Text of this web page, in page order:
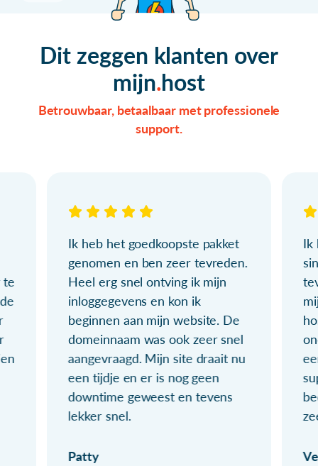
Dit zeggen klanten over
mijn host
Betrouwbaar, betaalbaar met professionele
support.
te
Ik heb het goedkoopste pakket
genomen en ben zeer tevreden.
Heel erg snel ontving ik mijn
inloggegevens en kon ik
beginnen aan mijn website. De
domeinnaam was ook zeer snel
aangevraagd. Mijn site draait nu
een tijdje en er is nog geen
downtime geweest en tevens
lekker snel.
Patty
Ik